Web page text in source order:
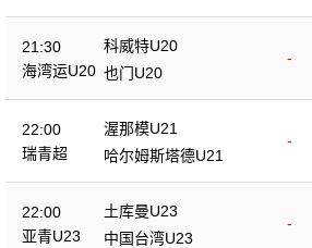
21:30
海湾运U20
科威特U20
-
也门U20
22:00
瑞青超
渥那模U21
-
哈尔姆斯塔德U21
22:00
亚青U23
土库曼U23
-
中国台湾U23